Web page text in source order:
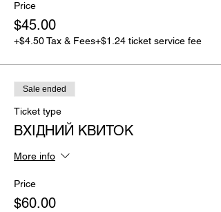
Price
$45.00
+$4.50 Tax & Fees+$1.24 ticket service fee
Sale ended
Ticket type
ВХІДНИЙ КВИТОК
More info
Price
$60.00